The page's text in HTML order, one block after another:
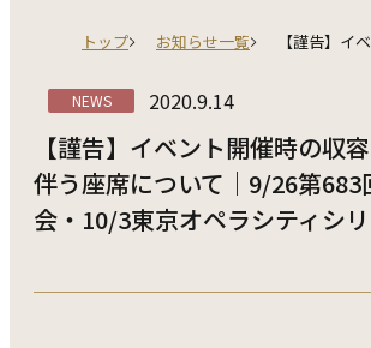
トップ お知らせ一覧 【謹告】イベント開催時の収容人数緩和に伴う座席
NEWS 2020.9.14
【謹告】イベント開催時の収
伴う座席について｜9/26第683
会・10/3東京オペラシティシ